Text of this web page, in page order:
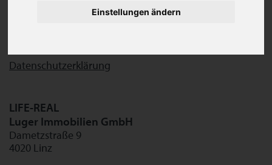
Einstellungen ändern
Firmensitz: Lichtenberg
Datenschutzerklärung
LIFE-REAL
Luger Immobilien GmbH
Dametzstraße 9
4020 Linz